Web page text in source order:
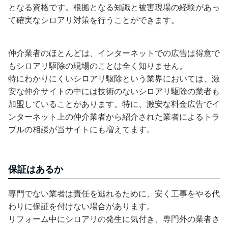
となる資格です。根拠となる知識と被害現場の経験があっ
て確実なシロアリ対策を行うことができます。
仲介業者のほとんどは、インターネットでの広告は得意で
もシロアリ駆除の現場のことは全く知りません。
特にわかりにくいシロアリ駆除という業界においては、激
安な仲介サイトの中には技術のないシロアリ駆除の業者も
加盟していることがあります。特に、激安な料金広告でイ
ンターネット上の仲介業者から紹介された業者によるトラ
ブルの相談が当サイトにも増えてます。
保証はあるか
専門でない業者は責任を逃れるために、安く工事をやる代
わりに保証を付けない場合があります。
リフォーム中にシロアリの発生に気付き、専門外の業者さ